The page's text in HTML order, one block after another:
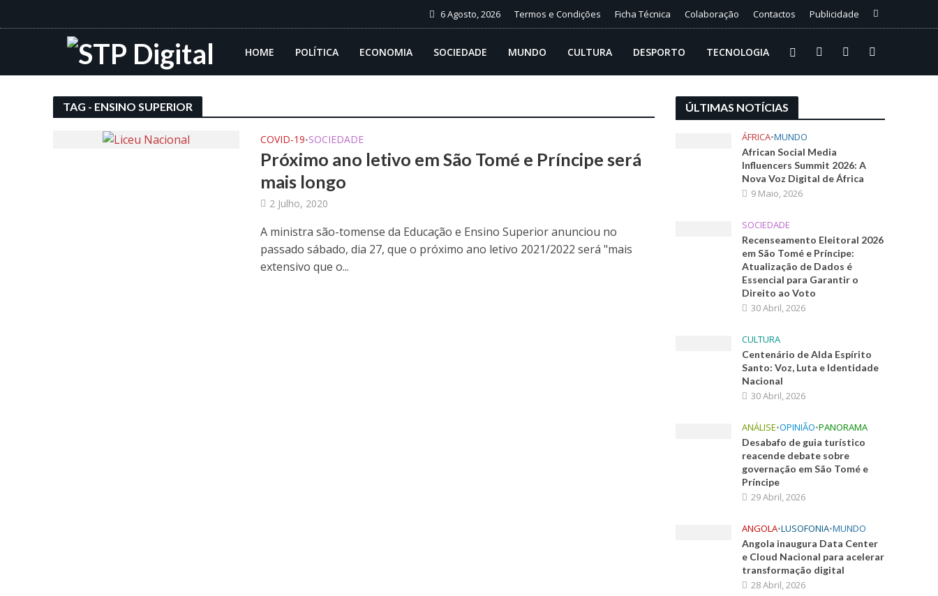
6 Agosto, 2026 Termos e Condições Ficha Técnica Colaboração Contactos Publicidade
HOME POLÍTICA ECONOMIA SOCIEDADE MUNDO CULTURA DESPORTO TECNOLOGIA
TAG - ENSINO SUPERIOR
COVID-19•SOCIEDADE
Próximo ano letivo em São Tomé e Príncipe será
mais longo
2 Julho, 2020
A ministra são-tomense da Educação e Ensino Superior anunciou no
passado sábado, dia 27, que o próximo ano letivo 2021/2022 será "mais
extensivo que o...
ÚLTIMAS NOTÍCIAS
ÁFRICA•MUNDO
African Social Media
Influencers Summit 2026: A
Nova Voz Digital de África
9 Maio, 2026
SOCIEDADE
Recenseamento Eleitoral 2026
em São Tomé e Príncipe:
Atualização de Dados é
Essencial para Garantir o
Direito ao Voto
30 Abril, 2026
CULTURA
Centenário de Alda Espírito
Santo: Voz, Luta e Identidade
Nacional
30 Abril, 2026
ANÁLISE•OPINIÃO•PANORAMA
Desabafo de guia turístico
reacende debate sobre
governação em São Tomé e
Príncipe
29 Abril, 2026
ANGOLA•LUSOFONIA•MUNDO
Angola inaugura Data Center
e Cloud Nacional para acelerar
transformação digital
28 Abril, 2026